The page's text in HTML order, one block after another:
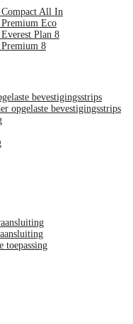
Compact All In
Eco
Plan 8
8
bevestigingsstrips
opgelaste bevestigingsstrips
toepassing